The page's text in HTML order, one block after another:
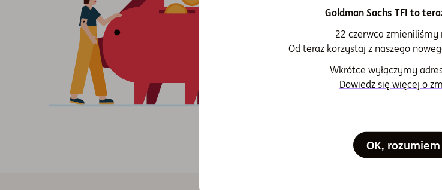
Wystarczy 200 zł
Możliwość wypłaty środków w
Nie martwisz się, jak dobrze
Stabilny sposób na
Goldman Sachs TFI to
22 czerwca zmieniliśmy
Od teraz korzystaj z naszego
Wkrótce wyłączymy
Dowiedz się więcej o
OK, rozumiem